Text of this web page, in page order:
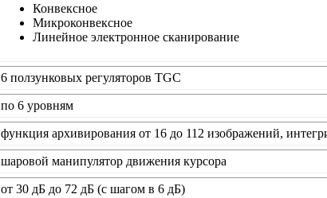
Конвексное
Микроконвексное
Линейное электронное сканирование
6 ползунковых регуляторов TGC
по 6 уровням
функция архивирования от 16 до 112 изображений,
шаровой манипулятор движения курсора
от 30 дБ до 72 дБ (с шагом в 6 дБ)